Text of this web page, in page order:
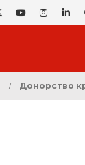
Донорство